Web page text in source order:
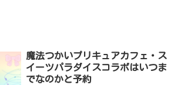
魔法つかいプリキュアカフェ・ス
イーツパラダイスコラボはいつま
でなのかと予約